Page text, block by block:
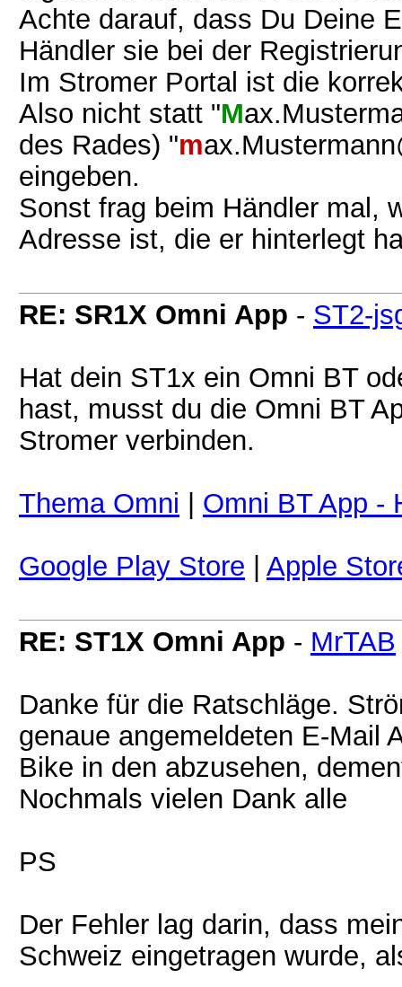
Achte darauf, dass Du Deine
Händler sie bei der
Im Stromer Portal ist die
Also nicht statt "M
des Rades) "m
eingeben.
Sonst frag beim Händler mal,
Adresse ist, die er hinterlegt
RE: SR1X Omni App - ST2-
Hat dein ST1x ein Omni BT
hast, musst du die Omni BT
Stromer verbinden.
Thema Omni Omni BT App -
Google Play Store Apple
RE: ST1X Omni App - MrTAB
Danke für die Ratschläge.
genaue angemeldeten E-Mail
Bike in den abzusehen,
Nochmals vielen Dank alle
PS
Der Fehler lag darin, dass
Schweiz eingetragen wurde,